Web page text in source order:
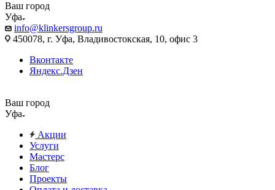
Ваш город
Уфа
info@klinkersgroup.ru
450078, г. Уфа, Владивостокская, 10, офис 3
Вконтакте
Яндекс.Дзен
Ваш город
Уфа
Акции
Услуги
Мастерс
Блог
Проекты